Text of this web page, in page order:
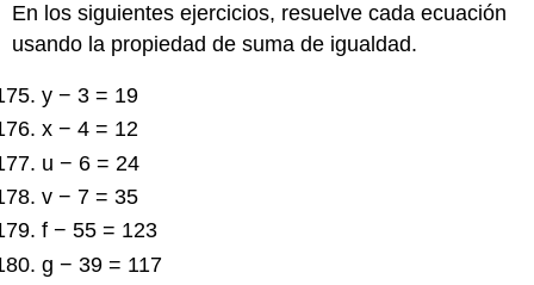
En los siguientes ejercicios, resuelve cada ecuación
usando la propiedad de suma de igualdad.
y − 3 = 19
x − 4 = 12
u − 6 = 24
v − 7 = 35
f − 55 = 123
g − 39 = 117